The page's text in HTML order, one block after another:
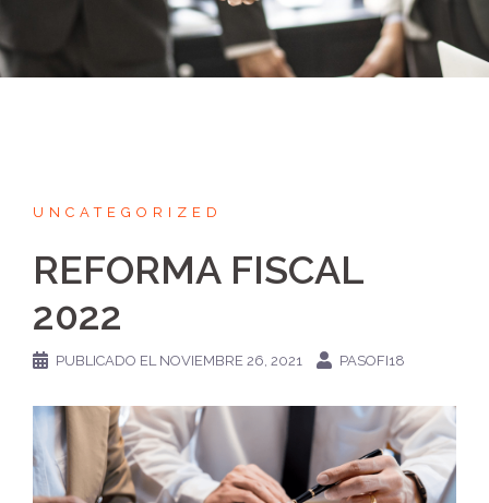
UNCATEGORIZED
REFORMA FISCAL
2022
PUBLICADO EL NOVIEMBRE 26, 2021 PASOFI18